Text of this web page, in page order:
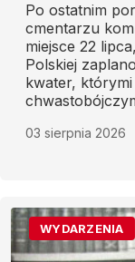
Po ostatnim
cmentarzu
miejsce 22
Polskiej
kwater,
03 sierpnia 2026
WYDARZENIA